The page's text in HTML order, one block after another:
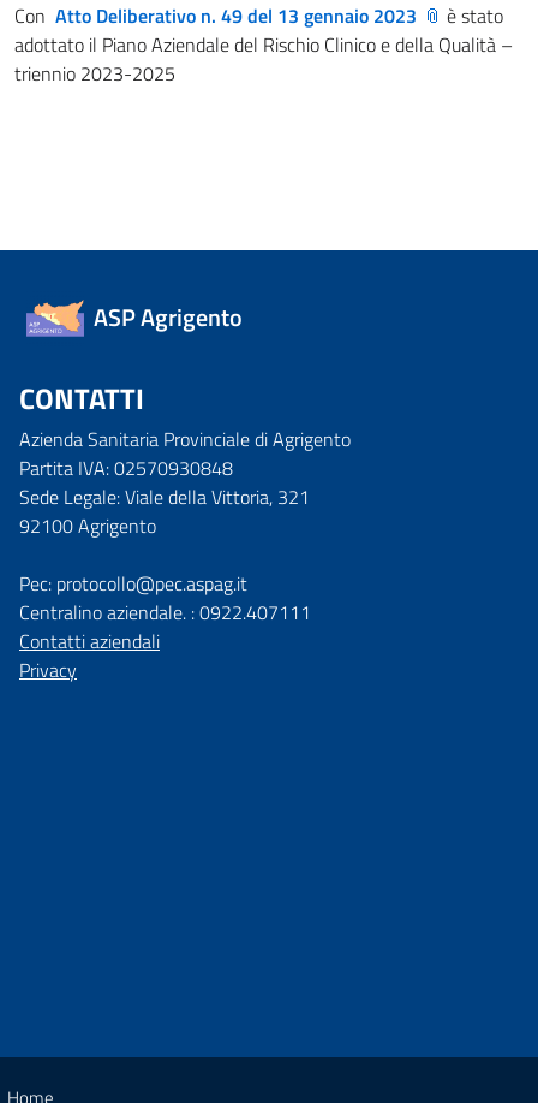
Con Atto Deliberativo n. 49 del 13 gennaio 2023
è stato
adottato il Piano Aziendale del Rischio Clinico e della Qualità –
triennio 2023-2025
ASP Agrigento
CONTATTI
Azienda Sanitaria Provinciale di Agrigento
Partita IVA: 02570930848
Sede Legale: Viale della Vittoria, 321
92100 Agrigento
Pec: protocollo@pec.aspag.it
Centralino aziendale. : 0922.407111
Contatti aziendali
Privacy